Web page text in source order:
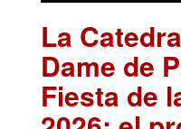
La
Dame de
Fiesta de